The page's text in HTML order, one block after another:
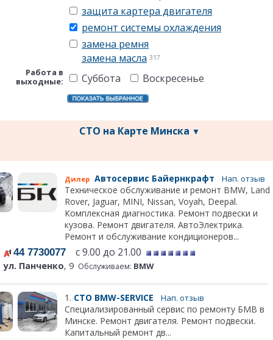
защита картера двигателя
ремонт системы охлаждения
замена ремня
замена масла 317
Работа в
выходные:
Суббота Воскресенье
СТО на Карте Минска ▼
Дилер Автосервис Байернкрафт Нап. отзыв
Техническое обслуживание и ремонт BMW, Land
Rover, Jaguar, MINI, Nissan, Voyah, Deepal.
Комплексная диагностика. Ремонт подвески и
кузова. Ремонт двигателя. АвтоЭлектрика.
Ремонт и обслуживание кондиционеров...
44 7730077 с 9.00 до 21.00
ул. Панченко, 9 Обслуживаем: BMW
1. СТО BMW-SERVICE Нап. отзыв
Специализированный сервис по ремонту БМВ в
Минске. Ремонт двигателя. Ремонт подвески.
Капитальный ремонт дв...